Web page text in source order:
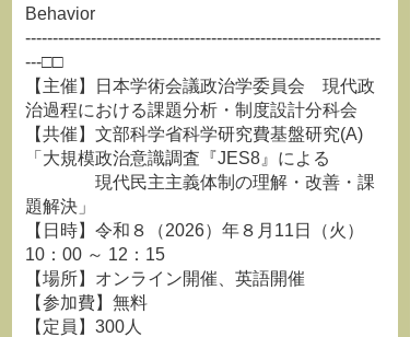
Behavior
-----------------------------------------------------------------
---□□
【主催】日本学術会議政治学委員会 現代政
治過程における課題分析・制度設計分科会
【共催】文部科学省科学研究費基盤研究(A)
「大規模政治意識調査『JES8』による
現代民主主義体制の理解・改善・課
題解決」
【日時】令和８（2026）年８月11日（火）
10：00 ～ 12：15
【場所】オンライン開催、英語開催
【参加費】無料
【定員】300人